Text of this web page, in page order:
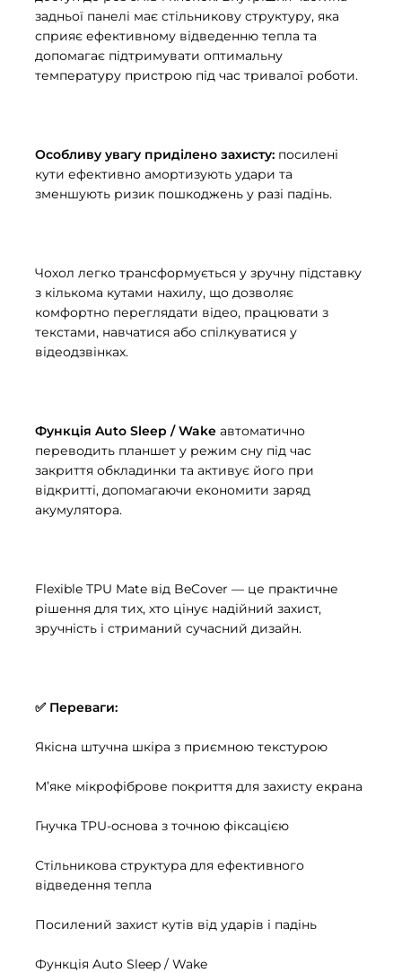
задньої панелі має стільникову структуру, яка
сприяє ефективному відведенню тепла та
допомагає підтримувати оптимальну
температуру пристрою під час тривалої роботи.
Особливу увагу приділено захисту: посилені
кути ефективно амортизують удари та
зменшують ризик пошкоджень у разі падінь.
Чохол легко трансформується у зручну підставку
з кількома кутами нахилу, що дозволяє
комфортно переглядати відео, працювати з
текстами, навчатися або спілкуватися у
відеодзвінках.
Функція Auto Sleep / Wake автоматично
переводить планшет у режим сну під час
закриття обкладинки та активує його при
відкритті, допомагаючи економити заряд
акумулятора.
Flexible TPU Mate від BeCover — це практичне
рішення для тих, хто цінує надійний захист,
зручність і стриманий сучасний дизайн.
✅ Переваги:
Якісна штучна шкіра з приємною текстурою
М’яке мікрофіброве покриття для захисту екрана
Гнучка TPU-основа з точною фіксацією
Стільникова структура для ефективного
відведення тепла
Посилений захист кутів від ударів і падінь
Функція Auto Sleep / Wake